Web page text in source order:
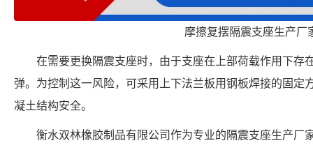
摩擦复摆隔震支座生产厂
在需要更换隔震支座时，由于支座在上部荷载作用下存
弹。为控制这一风险，可采用上下法兰板用钢板焊接的固定
凝土结构安全。
衡水双林橡胶制品有限公司作为专业的隔震支座生产厂